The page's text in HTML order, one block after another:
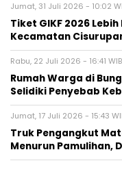
Jumat, 31 Juli 2026 - 10:02
Tiket GIKF 2026
Kecamatan
Rabu, 22 Juli 2026 - 16:41 WIB
Rumah Warga di
Selidiki Penyebab
Jumat, 17 Juli 2026 - 15:43
Truk Pengangkut
Menurun Pamulihan,